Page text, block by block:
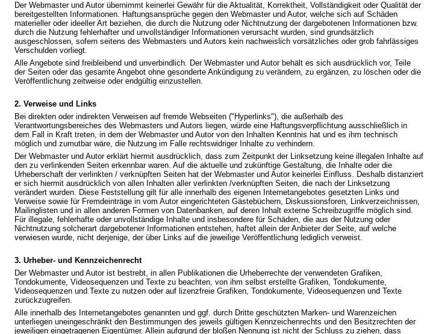
Der Webmaster und Autor übernimmt keinerlei Gewähr für die Aktualität, Korrektheit, Vollständigkeit oder Qualität der
bereitgestellten Informationen. Haftungsansprüche gegen den Webmaster und Autor, welche sich auf Schäden
materieller oder ideeller Art beziehen, die durch die Nutzung oder Nichtnutzung der dargebotenen Informationen bzw.
durch die Nutzung fehlerhafter und unvollständiger Informationen verursacht wurden, sind grundsätzlich
ausgeschlossen, sofern seitens des Webmasters und Autors kein nachweislich vorsätzliches oder grob fahrlässiges
Verschulden vorliegt.
Alle Angebote sind freibleibend und unverbindlich. Der Webmaster und Autor behält es sich ausdrücklich vor, Teile
der Seiten oder das gesamte Angebot ohne gesonderte Ankündigung zu verändern, zu ergänzen, zu löschen oder die
Veröffentlichung zeitweise oder endgültig einzustellen.
2. Verweise und Links
Bei direkten oder indirekten Verweisen auf fremde Webseiten ("Hyperlinks"), die außerhalb des
Verantwortungsbereiches des Webmasters und Autors liegen, würde eine Haftungsverpflichtung ausschließlich in
dem Fall in Kraft treten, in dem der Webmaster und Autor von den Inhalten Kenntnis hat und es ihm technisch
möglich und zumutbar wäre, die Nutzung im Falle rechtswidriger Inhalte zu verhindern.
Der Webmaster und Autor erklärt hiermit ausdrücklich, dass zum Zeitpunkt der Linksetzung keine illegalen Inhalte auf
den zu verlinkenden Seiten erkennbar waren. Auf die aktuelle und zukünftige Gestaltung, die Inhalte oder die
Urheberschaft der verlinkten / verknüpften Seiten hat der Webmaster und Autor keinerlei Einfluss. Deshalb distanziert
er sich hiermit ausdrücklich von allen Inhalten aller verlinkten /verknüpften Seiten, die nach der Linksetzung
verändert wurden. Diese Feststellung gilt für alle innerhalb des eigenen Internetangebotes gesetzten Links und
Verweise sowie für Fremdeinträge in vom Autor eingerichteten Gästebüchern, Diskussionsforen, Linkverzeichnissen,
Mailinglisten und in allen anderen Formen von Datenbanken, auf deren Inhalt externe Schreibzugriffe möglich sind.
Für illegale, fehlerhafte oder unvollständige Inhalte und insbesondere für Schäden, die aus der Nutzung oder
Nichtnutzung solcherart dargebotener Informationen entstehen, haftet allein der Anbieter der Seite, auf welche
verwiesen wurde, nicht derjenige, der über Links auf die jeweilige Veröffentlichung lediglich verweist.
3. Urheber- und Kennzeichenrecht
Der Webmaster und Autor ist bestrebt, in allen Publikationen die Urheberrechte der verwendeten Grafiken,
Tondokumente, Videosequenzen und Texte zu beachten, von ihm selbst erstellte Grafiken, Tondokumente,
Videosequenzen und Texte zu nutzen oder auf lizenzfreie Grafiken, Tondokumente, Videosequenzen und Texte
zurückzugreifen.
Alle innerhalb des Internetangebotes genannten und ggf. durch Dritte geschützten Marken- und Warenzeichen
unterliegen uneingeschränkt den Bestimmungen des jeweils gültigen Kennzeichenrechts und den Besitzrechten der
jeweiligen eingetragenen Eigentümer. Allein aufgrund der bloßen Nennung ist nicht der Schluss zu ziehen, dass